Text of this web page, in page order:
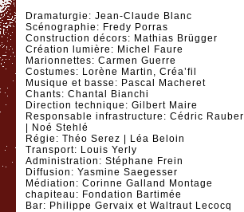
Dramaturgie: Jean-Claude Blanc
Scénographie: Fredy Porras
Construction décors: Mathias Brügger
Création lumière: Michel Faure
Marionnettes: Carmen Guerre
Costumes: Lorène Martin, Créa’fil
Musique et basse: Pascal Macheret
Chants: Chantal Bianchi
Direction technique: Gilbert Maire
Responsable infrastructure: Cédric Rauber
| Noé Stehlé
Régie: Théo Serez | Léa Beloin
Transport: Louis Yerly
Administration: Stéphane Frein
Diffusion: Yasmine Saegesser
Médiation: Corinne Galland Montage
chapiteau: Fondation Bartimée
Bar: Philippe Gervaix et Waltraut Lecocq